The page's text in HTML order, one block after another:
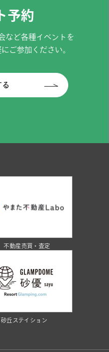
予約
など各種イベントを
ご参加ください。
不動産売買・査定
砂丘ステイション